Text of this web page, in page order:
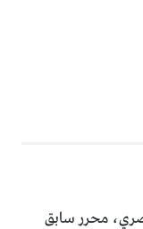
محرر سابق